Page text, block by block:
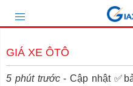
GIÁ XE ÔTÔ
5 phút trước- Cập nhật